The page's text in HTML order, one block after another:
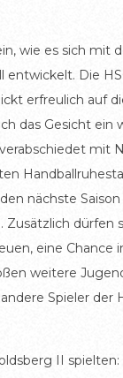
wie es sich mit
entwickelt. Die
erfreulich auf
das Gesicht ein
mit
nächste
Zusätzlich dürfen
eine Chance
weitere
Spieler der
II spielten: